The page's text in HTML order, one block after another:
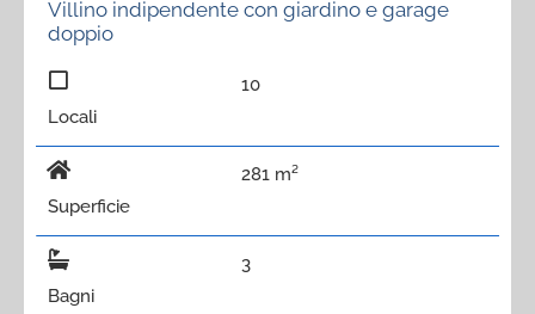
Villino indipendente con giardino e garage
doppio
Locali
10
Superficie
281 m²
Bagni
3